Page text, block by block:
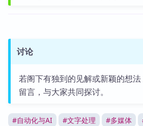
讨论
若阁下有独到的见解或新颖的想
留言，与大家共同探讨。
#自动化与AI #文字处理 #多媒体